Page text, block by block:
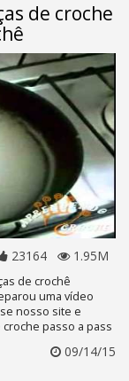
de croche
23164 1.95M
de crochê
uma vídeo
nosso site e
passo a pass
09/14/15